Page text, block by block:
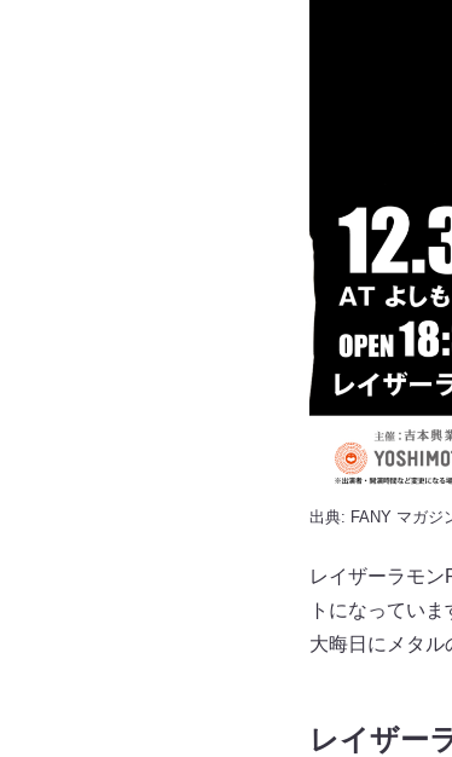
出典: FANY マガジ
レイザーラモ
トになっていま
大晦日にメタル
レイザー